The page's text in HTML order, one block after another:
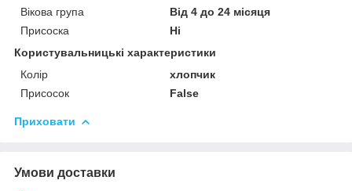
Вікова група
Від 4 до 24 місяця
Присоска
Ні
Користувальницькі характеристики
Колір
хлопчик
Присосок
False
Приховати
Умови доставки